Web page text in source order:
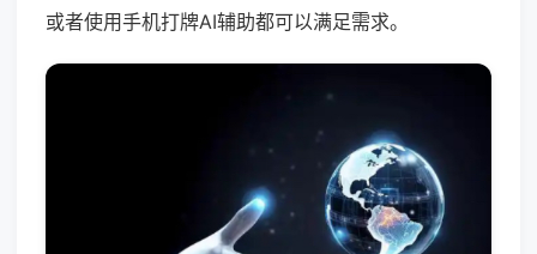
或者使用手机打牌AI辅助都可以满足需求。